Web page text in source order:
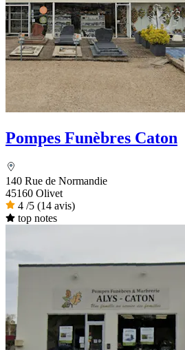
Pompes Funèbres Caton
140 Rue de Normandie
45160 Olivet
4 /5 (14 avis)
top notes